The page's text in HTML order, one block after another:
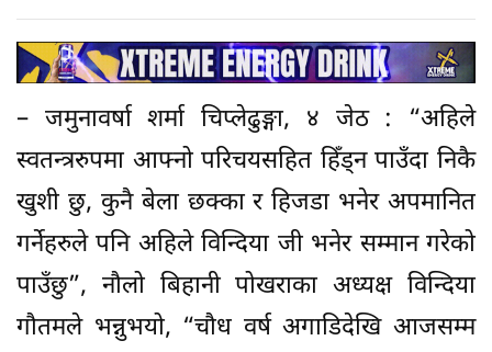
– जमुनावर्षा शर्मा चिप्लेढुङ्गा, ४ जेठ : “अहिले
स्वतन्त्ररुपमा आफ्नो परिचयसहित हिँड्न पाउँदा निकै
खुशी छु, कुनै बेला छक्का र हिजडा भनेर अपमानित
गर्नेहरुले पनि अहिले विन्दिया जी भनेर सम्मान गरेको
पाउँछु”, नौलो बिहानी पोखराका अध्यक्ष विन्दिया
गौतमले भन्नुभयो, “चौध वर्ष अगाडिदेखि आजसम्म